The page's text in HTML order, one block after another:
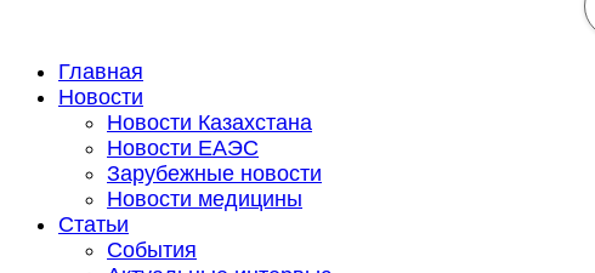
Главная
Новости
Новости Казахстана
Новости ЕАЭС
Зарубежные новости
Новости медицины
Статьи
События